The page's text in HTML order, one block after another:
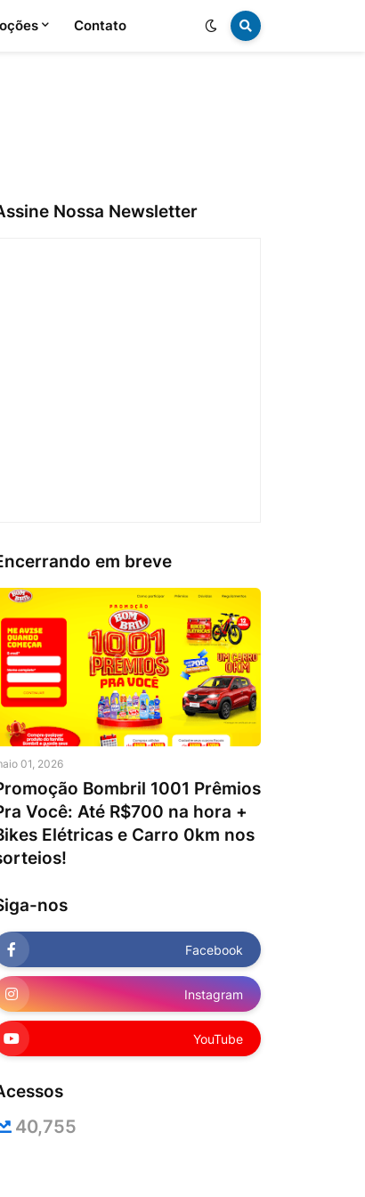
Contato
Nossa Newsletter
em breve
01, 2026
Bombril 1001 Prêmios
Você: Até R$700 na hora +
Elétricas e Carro 0km nos
nos
Facebook
Instagram
YouTube
40,755